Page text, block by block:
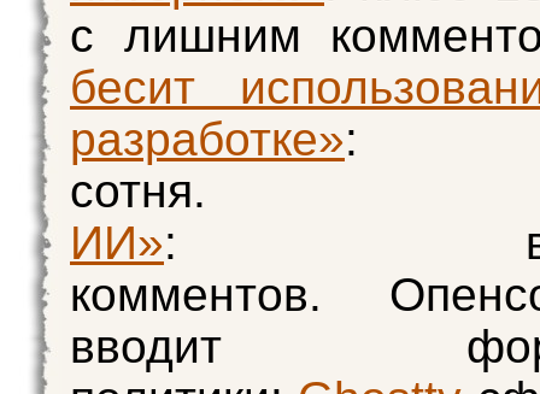
с лишним
бесит
разработке»:
ИИ»:
комментов.
вводит